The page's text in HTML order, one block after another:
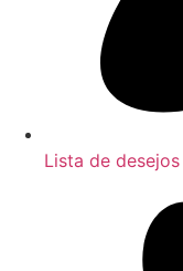
Lista de desejos